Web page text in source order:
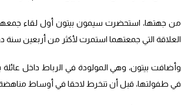
من جهتها، استحضرت سيمون بيتون أول لقاء جمعها
العلاقة التي جمعتهما استمرت لأكثر من أربعين سنة
وأضافت بيتون، وهي المولودة في الرباط داخل عائلة
في طفولتها، قبل أن تنخرط لاحقا في أوساط